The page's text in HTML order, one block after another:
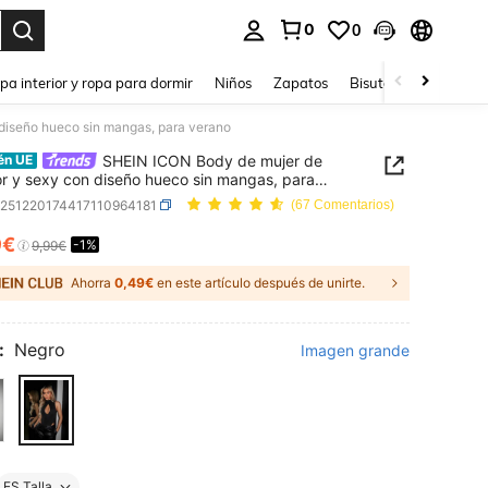
0 0
interior y ropa para dormir Niños Zapatos Bisutería Y
hueco sin mangas, para verano
UE
SHEIN ICON Body de mujer de
y sexy con diseño hueco sin mangas, para
(67 Comentarios)
AND AVAILABILITY
9,99€ -1%
Ahorra 0,49€ en este artículo después de unirte.
Negro Imagen grande